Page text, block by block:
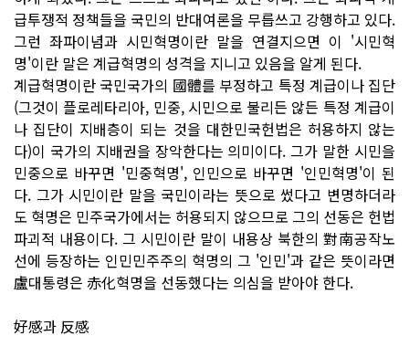
급투쟁적 정책들을 국민의 반대여론을 무릅쓰고 강행하고 있다.
그런 좌파이념과 시민혁명이란 말을 연결지으면 이 '시민혁
명'이란 말은 계급혁명의 성격을 지니고 있음을 알게 된다.
계급혁명이란 국민국가의 國體를 부정하고 특정 계급이나 집단
(그것이 플로레타리아, 민중, 시민으로 불리든 않든 특정 계급이
나 집단이 지배층이 되는 것을 대한민국헌법은 허용하지 않는
다)이 국가의 지배권을 장악한다는 의미이다. 그가 말한 시민을
민중으로 바꾸면 '민중혁명', 인민으로 바꾸면 '인민혁명'이 된
다. 그가 시민이란 말을 국민이라는 뜻으로 썼다고 변명하더라
도 혁명은 민주국가에서는 허용되지 않으므로 그의 선동은 헌법
파괴적 내용이다. 그 시민이란 말이 내용상 북한의 對南공작노
선에 등장하는 인민민주주의 혁명의 그 '인민'과 같은 뜻이라면
盧대통령은 赤化혁명을 선동했다는 의심을 받아야 한다.
好感과 反感